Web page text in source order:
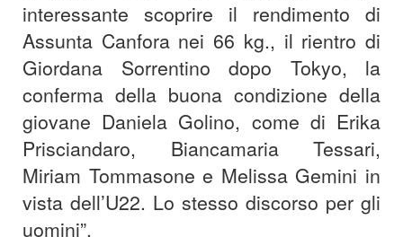
interessante scoprire il rendimento di
Assunta Canfora nei 66 kg., il rientro di
Giordana Sorrentino dopo Tokyo, la
conferma della buona condizione della
giovane Daniela Golino, come di Erika
Prisciandaro, Biancamaria Tessari,
Miriam Tommasone e Melissa Gemini in
vista dell’U22. Lo stesso discorso per gli
uomini”.